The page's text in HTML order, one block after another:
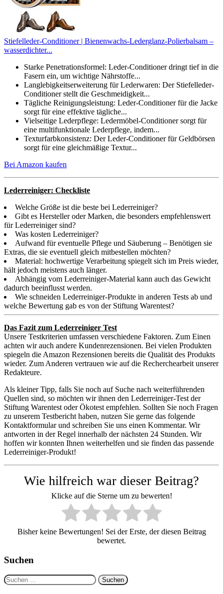
Stiefelleder-Conditioner | Bienenwachs-Lederglanz-Polierbalsam –
wasserdichter...
Starke Penetrationsformel: Leder-Conditioner dringt tief in die
Fasern ein, um wichtige Nährstoffe...
Langlebigkeitserweiterung für Lederwaren: Der Stiefelleder-
Conditioner stellt die Geschmeidigkeit...
Tägliche Reinigungsleistung: Leder-Conditioner für die Jacke
sorgt für eine effektive tägliche...
Vielseitige Lederpflege: Ledermöbel-Conditioner sorgt für
eine multifunktionale Lederpflege, indem...
Texturfarbkonsistenz: Der Leder-Conditioner für Geldbörsen
sorgt für eine gleichmäßige Textur...
Bei Amazon kaufen
Lederreiniger: Checkliste
Welche Größe ist die beste bei Lederreiniger?
Gibt es Hersteller oder Marken, die besonders empfehlenswert
für Lederreiniger sind?
Was kosten Lederreiniger?
Aufwand für eventuelle Pflege und Säuberung – Benötigen sie
Extras, die sie eventuell gleich mitbestellen möchten?
Material: hochwertige Verarbeitung spiegelt sich im Preis wieder,
hält jedoch meistens auch länger.
Abhängig vom Lederreiniger-Material kann auch das Gewicht
dadurch beeinflusst werden.
Wie schneiden Lederreiniger-Produkte in anderen Tests ab und
welche Bewertung gab es von der Stiftung Warentest?
Das Fazit zum Lederreiniger Test
Unsere Testkriterien umfassen verschiedene Faktoren. Zum Einen
achten wir auch andere Kundenrezensionen. Bei vielen Produkten
spiegeln die Amazon Rezensionen bereits die Qualität des Produkts
wieder. Zum Anderen vertrauen wie auf die Recherchearbeit unserer
Redakteure.
Als kleiner Tipp, falls Sie noch auf Suche nach weiterführenden
Quellen sind, so möchten wir ihnen den Lederreiniger-Test der
Stiftung Warentest oder Ökotest empfehlen. Sollten Sie noch Fragen
zu unserem Testbericht haben, nutzen Sie gerne das folgende
Kontaktformular und schreiben Sie uns einen Kommentar. Wir
antworten in der Regel innerhalb der nächsten 24 Stunden. Wir
hoffen wir konnten Ihnen weiterhelfen und sie finden das passende
Lederreiniger-Produkt!
Wie hilfreich war dieser Beitrag?
Klicke auf die Sterne um zu bewerten!
Bisher keine Bewertungen! Sei der Erste, der diesen Beitrag
bewertet.
Suchen
Suchen
nach: